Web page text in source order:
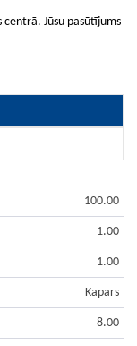
Jūsu pasūtījums
100.00
1.00
1.00
Kapars
8.00